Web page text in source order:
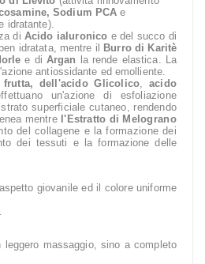
Sodium PCA e
idratante).
di Acido ialuronico e del succo di
idratata, mentre il
Burro di Karitè
e di Argan
la rende elastica. La
antiossidante ed emolliente.
dell'acido Glicolico
acido
un'azione di esfoliazione
superficiale cutaneo, rendendo
mentre l'Estratto di Melograno
del collagene e la formazione dei
dei tessuti e la formazione delle
giovanile ed il colore uniforme
massaggio, sino a completo